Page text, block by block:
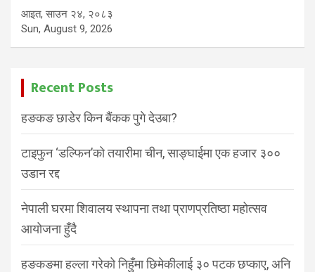
आइत, साउन २४, २०८३
Sun, August 9, 2026
Recent Posts
हङकङ छाडेर किन बैंकक पुगे देउबा?
टाइफुन ‘डल्फिन’को तयारीमा चीन, साङ्घाईमा एक हजार ३००
उडान रद्द
नेपाली घरमा शिवालय स्थापना तथा प्राणप्रतिष्ठा महोत्सव
आयोजना हुँदै
हङकङमा हल्ला गरेको निहुँमा छिमेकीलाई ३० पटक छप्काए, अनि